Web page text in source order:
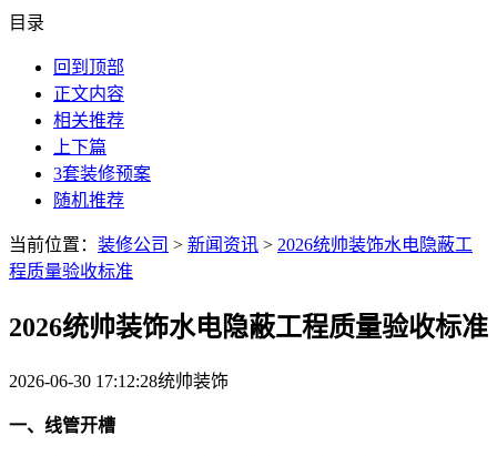
目录
回到顶部
正文内容
相关推荐
上下篇
3套装修预案
随机推荐
当前位置： 装修公司 > 新闻资讯 > 2026统帅装饰水电隐蔽工
程质量验收标准
2026统帅装饰水电隐蔽工程质量验收标准
2026-06-30 17:12:28统帅装饰
一、线管开槽